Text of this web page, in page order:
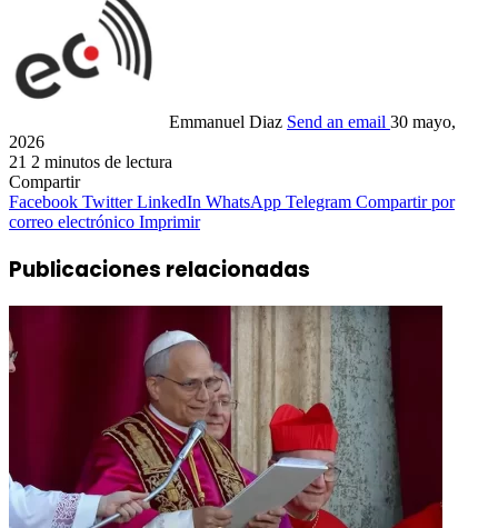
Emmanuel Diaz Send an email 30 mayo,
2026
21 2 minutos de lectura
Compartir
Facebook Twitter LinkedIn WhatsApp Telegram Compartir por
correo electrónico Imprimir
Publicaciones relacionadas